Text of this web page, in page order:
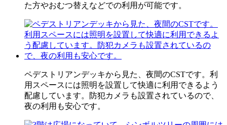
た方やおむつ替えなどでの利用が可能です。
ペデストリアンデッキから見た、夜間のCSTです。利
用スペースには照明を設置して快適に利用できるよう
配慮しています。防犯カメラも設置されているので、
夜の利用も安心です。